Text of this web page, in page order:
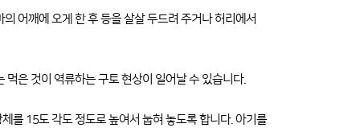
어깨에 오게 한 후 등을 살살 두드려 주거나 허리에서
은 것이 역류하는 구토 현상이 일어날 수 있습니다.
를 15도 각도 정도로 높여서 눕혀 놓도록 합니다. 아기를